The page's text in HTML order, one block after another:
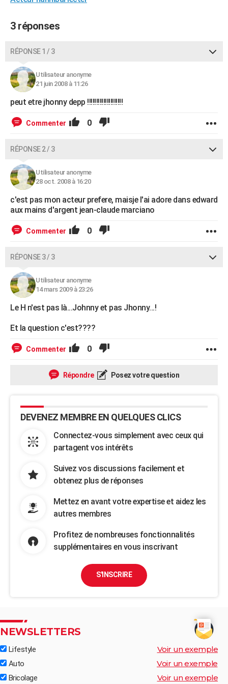
GUIDES D'ACHAT
BONS PLANS
CARTE DE VOEUX
Carte de Noël
Carte Bonne année
Carte Saint-Valentin
Carte Pâques
Carte d'anniversaire
DICTIONNAIRE
PROGRAMME TV
S'inscrire
Se connecter
Lycées
Collèges
Primaires
Universités
Entreprises
Service militaire
Avis de recherche
FORUM
Bricolage
Lifestyle
Culture
SportAuto
Television
Voyage
Cinema
3 réponses
RÉPONSE 1 / 3
Utilisateur anonyme
21 juin 2008 à 11:26
peut etre jhonny depp !!!!!!!!!!!!!!!!!!!!
Commenter 0
RÉPONSE 2 / 3
Utilisateur anonyme
28 oct. 2008 à 16:20
c'est pas mon acteur prefere, maisje l'ai adore dans edward
aux mains d'argent jean-claude marciano
Commenter 0
RÉPONSE 3 / 3
Utilisateur anonyme
14 mars 2009 à 23:26
Le H n'est pas là...Johnny et pas Jhonny...!
Et la question c'est????
Commenter 0
Répondre Posez votre question
DEVENEZ MEMBRE EN QUELQUES CLICS
Connectez-vous simplement avec ceux qui
partagent vos intérêts
Suivez vos discussions facilement et
obtenez plus de réponses
Mettez en avant votre expertise et aidez les
autres membres
Profitez de nombreuses fonctionnalités
supplémentaires en vous inscrivant
S'INSCRIRE
NEWSLETTERS
Lifestyle Voir un exemple
Auto Voir un exemple
Bricolage Voir un exemple